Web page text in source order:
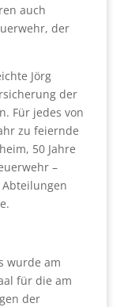
auch
der
Jörg
der
Für jedes von
zu feiernde
50 Jahre
–
wurde am
für die am
der